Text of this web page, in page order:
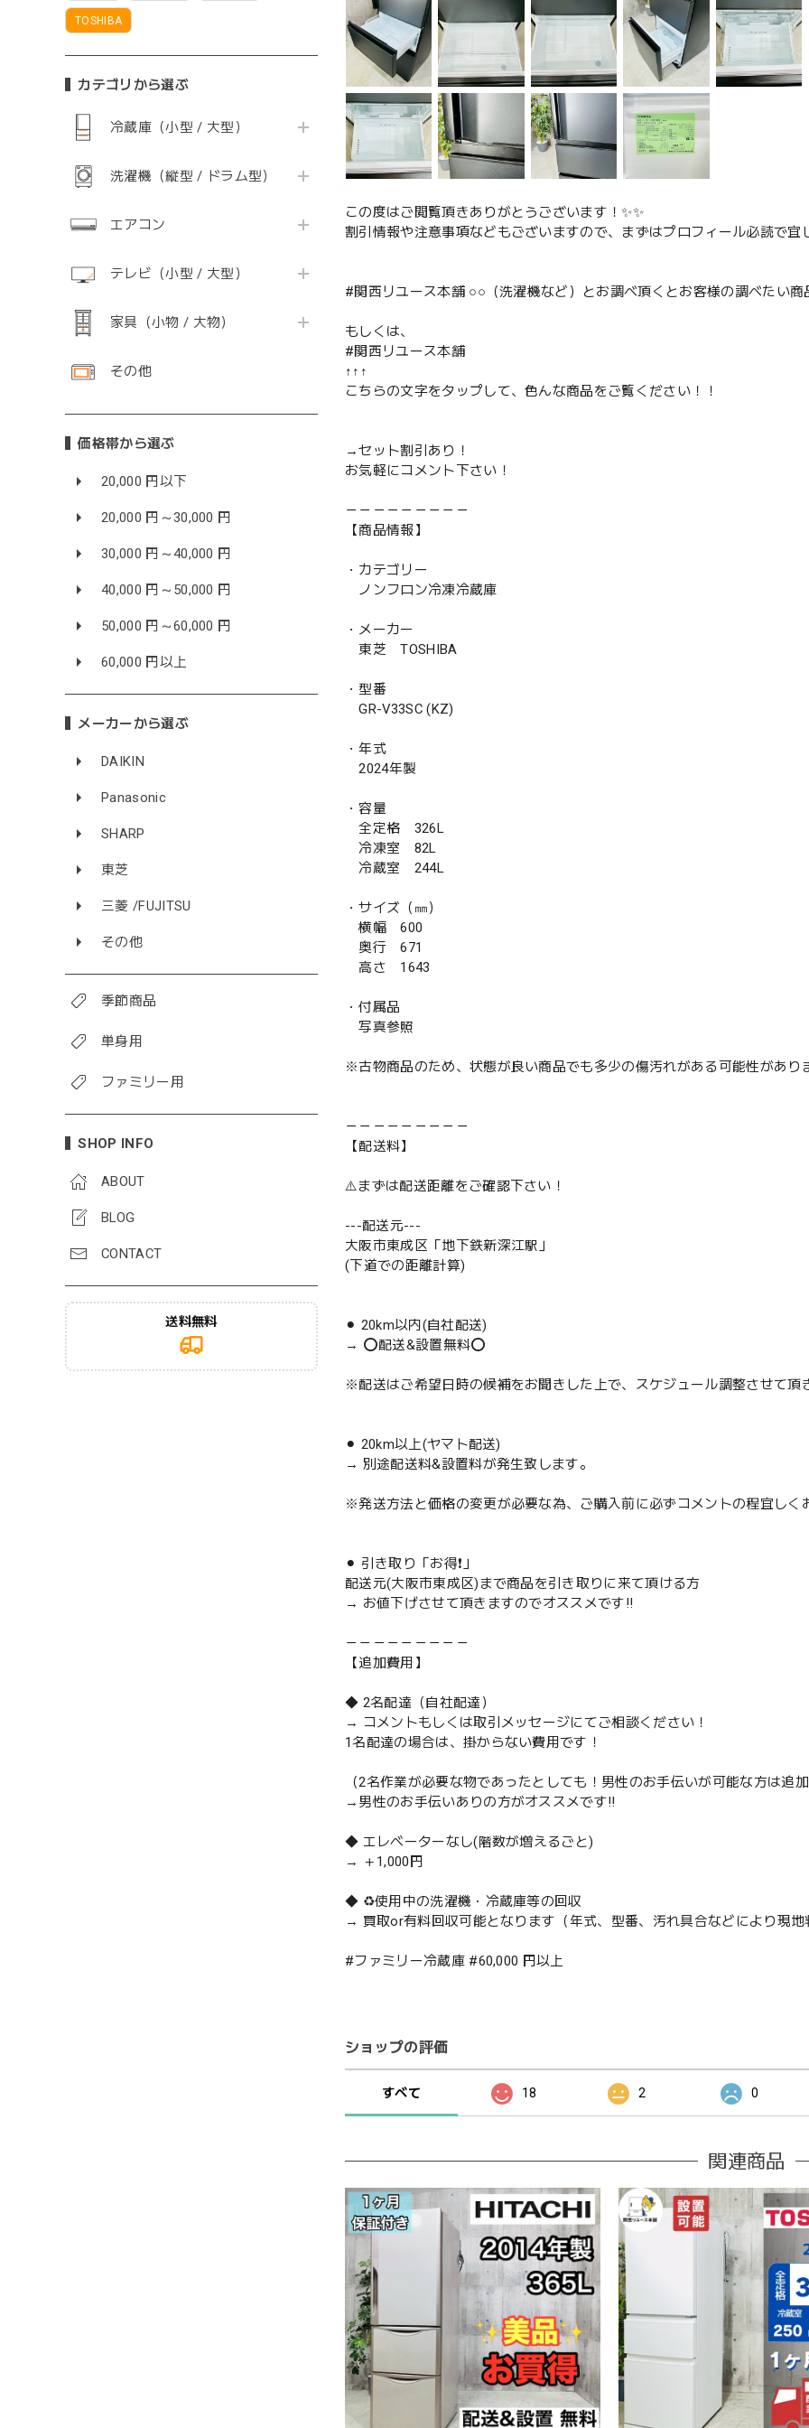
TOSHIBA
カテゴリから選ぶ
冷蔵庫（小型 / 大型）
洗濯機（縦型 / ドラム型）
エアコン
テレビ（小型 / 大型）
家具（小物 / 大物）
その他
価格帯から選ぶ
20,000 円以下
20,000 円～30,000 円
30,000 円～40,000 円
40,000 円～50,000 円
50,000 円～60,000 円
60,000 円以上
メーカーから選ぶ
DAIKIN
Panasonic
SHARP
東芝
三菱 /FUJITSU
その他
季節商品
単身用
ファミリー用
SHOP INFO
ABOUT
BLOG
CONTACT
送料無料
この度はご閲覧頂きありがとうございます！✨✨
割引情報や注意事項などもございますので、まずはプロフィール必読で宜
#関西リユース本舗 ○○（洗濯機など）とお調べ頂くとお客様の調べたい商
もしくは、
#関西リユース本舗
↑↑↑
こちらの文字をタップして、色んな商品をご覧ください！！
→セット割引あり！
お気軽にコメント下さい！
－－－－－－－－－
【商品情報】
・カテゴリー
ノンフロン冷凍冷蔵庫
・メーカー
東芝 TOSHIBA
・型番
GR-V33SC (KZ)
・年式
2024年製
・容量
全定格 326L
冷凍室 82L
冷蔵室 244L
・サイズ（㎜）
横幅 600
奥行 671
高さ 1643
・付属品
写真参照
※古物商品のため、状態が良い商品でも多少の傷汚れがある可能性があり
－－－－－－－－－
【配送料】
⚠️まずは配送距離をご確認下さい！
---配送元---
大阪市東成区「地下鉄新深江駅」
(下道での距離計算)
⚫︎ 20km以内(自社配送)
→ ⭕️配送&設置無料⭕️
※配送はご希望日時の候補をお聞きした上で、スケジュール調整させて頂
⚫︎ 20km以上(ヤマト配送)
→ 別途配送料&設置料が発生致します。
※発送方法と価格の変更が必要な為、ご購入前に必ずコメントの程宜しく
⚫︎ 引き取り「お得❗️」
配送元(大阪市東成区)まで商品を引き取りに来て頂ける方
→ お値下げさせて頂きますのでオススメです‼️
－－－－－－－－－
【追加費用】
◆ 2名配達（自社配達）
→ コメントもしくは取引メッセージにてご相談ください！
1名配達の場合は、掛からない費用です！
（2名作業が必要な物であったとしても！男性のお手伝いが可能な方は追
→男性のお手伝いありの方がオススメです‼️
◆ エレベーターなし(階数が増えるごと)
→ ＋1,000円
◆ ♻️使用中の洗濯機・冷蔵庫等の回収
→ 買取or有料回収可能となります（年式、型番、汚れ具合などにより現地
#ファミリー冷蔵庫 #60,000 円以上
ショップの評価
すべて 18 2 0
関連商品